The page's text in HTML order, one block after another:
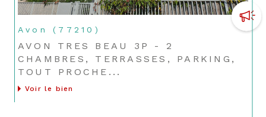
Avon (77210)
AVON TRES BEAU 3P - 2
CHAMBRES, TERRASSES, PARKING,
TOUT PROCHE...
Voir le bien